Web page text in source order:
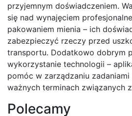
przyjemnym doświadczeniem.
się nad wynajęciem
pakowaniem mienia – ich
zabezpieczyć rzeczy przed
transportu. Dodatkowo dobrym
wykorzystanie technologii –
pomóc w zarządzaniu
ważnych terminach związanych
Polecamy